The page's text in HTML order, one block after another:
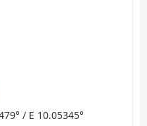
/ E 10.05345°